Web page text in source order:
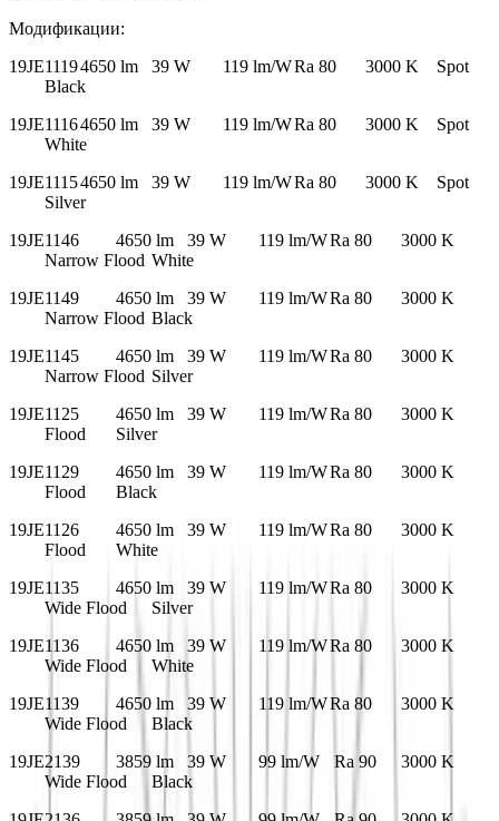
Модификации:
19JE11194650 lm 39 W 119 lm/WRa 80 3000 K
Spot
Black
19JE11164650 lm 39 W 119 lm/WRa 80 3000 K
Spot
White
19JE11154650 lm 39 W 119 lm/WRa 80 3000 K
Spot
Silver
19JE1146
4650 lm 39 W 119 lm/WRa 80
3000 K
Narrow Flood White
19JE1149
4650 lm 39 W 119 lm/WRa 80
3000 K
Narrow Flood Black
19JE1145
4650 lm 39 W 119 lm/WRa 80
3000 K
Narrow Flood Silver
19JE1125
4650 lm 39 W 119 lm/WRa 80
3000 K
Flood
Silver
19JE1129
4650 lm 39 W 119 lm/WRa 80
3000 K
Flood
Black
19JE1126
4650 lm 39 W 119 lm/WRa 80
3000 K
Flood
White
19JE1135
4650 lm 39 W 119 lm/WRa 80
3000 K
Wide Flood
Silver
19JE1136
4650 lm 39 W 119 lm/WRa 80
3000 K
Wide Flood
White
19JE1139
4650 lm 39 W 119 lm/WRa 80
3000 K
Wide Flood
Black
19JE2139
3859 lm 39 W 99 lm/W Ra 90
3000 K
Wide Flood
Black